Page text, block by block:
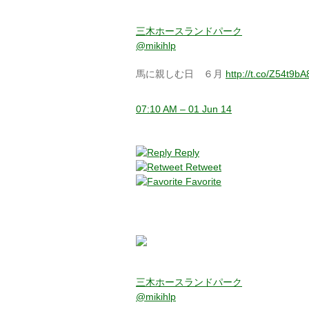
三木ホースランドパーク
@mikihlp
馬に親しむ日 ６月 http://t.co/
07:10 AM – 01 Jun 14
Reply
Retweet
Favorite
三木ホースランドパーク
@mikihlp